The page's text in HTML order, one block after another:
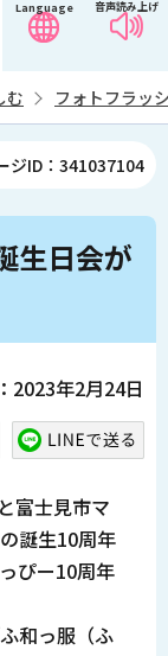
音声読み上げ
Language
む フォトフラッ
ジID：341037104
生日会が
2023年2月24日
富士見市マ
誕生10周年
ぴー10周年
和っ服（ふ